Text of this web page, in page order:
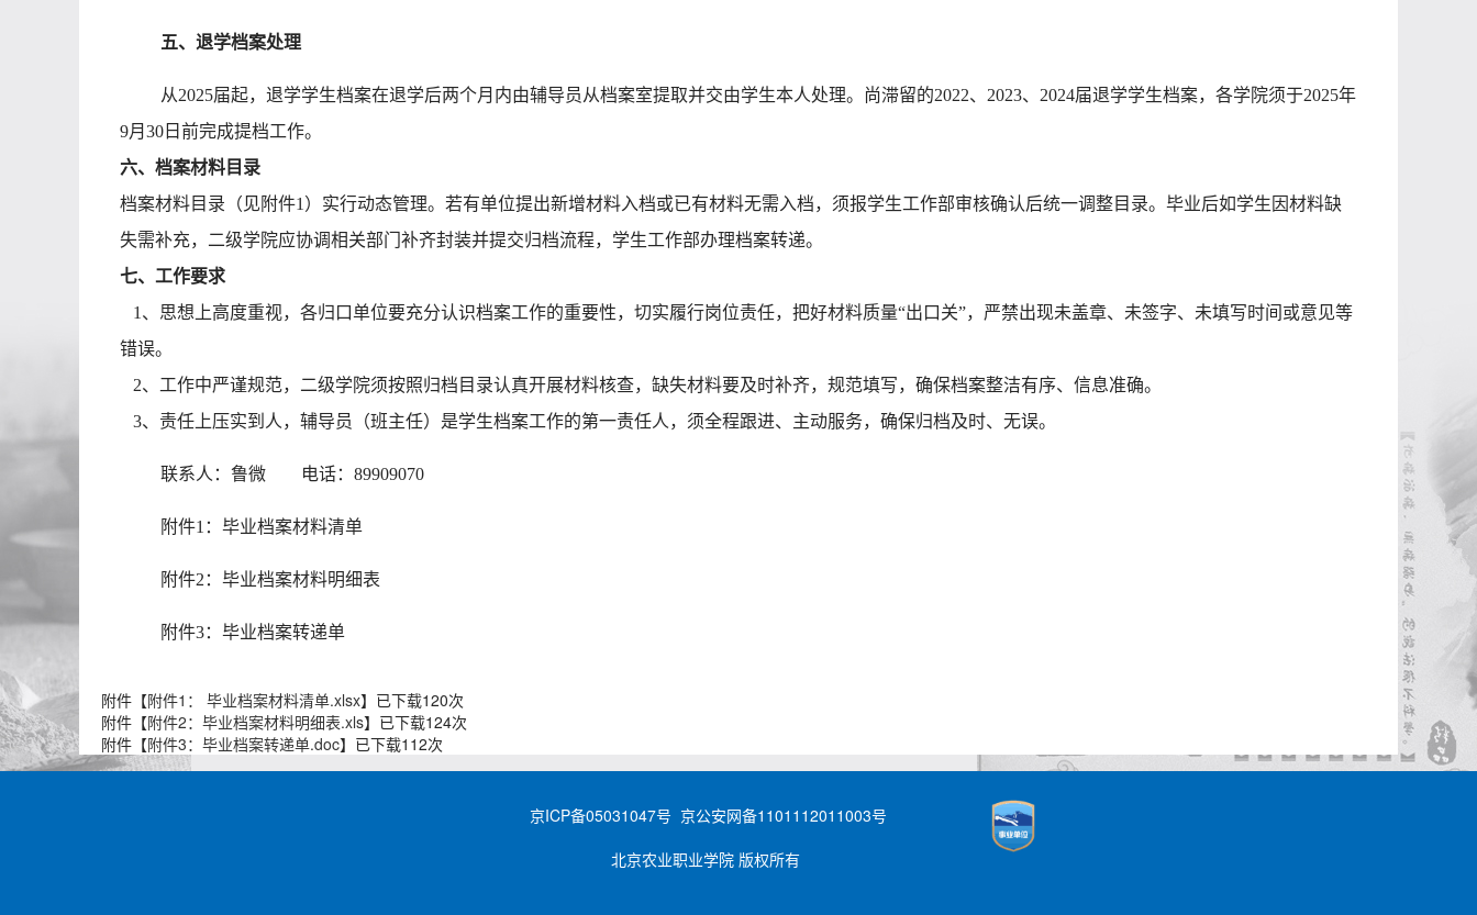
五、退学档案处理
从2025届起，退学学生档案在退学后两个月内由辅导员从档案室提取并交由学生本人处理。尚滞留的2022、2023、2024届退学学生档案，各学院须于2025年
9月30日前完成提档工作。
六、档案材料目录
档案材料目录 （见附件1） 实行动态管理。若有单位提出新增材料入档或已有材料无需入档，须报学生工作部审核确认后统一调整目录。毕业后如学生因材料缺
失需补充，二级学院应协调相关部门补齐封装并提交归档流程， 学生工作部办理档案转递。
七、工作要求
1、 思想上高度重视，各归口单位要充分认识档案工作的重要性，切实履行岗位责任，把好材料质量“出口关”，严禁出现未盖章、未签字、未填写时间或意见等
错误。
2、 工作中严谨规范， 二级学院须按照归档目录认真开展材料核查，缺失材料要及时补齐，规范填写，确保档案整洁有序、信息准确。
3、 责任上压实到人 ，辅导员（班主任）是学生档案工作的第一责任人，须全程跟进、主动服务，确保归档及时、无误。
联系人：鲁微 电话：89909070
附件1：毕业档案材料清单
附件2：毕业档案材料明细表
附件3：毕业档案转递单
附件【附件1： 毕业档案材料清单.xlsx】已下载120次
附件【附件2：毕业档案材料明细表.xls】已下载124次
附件【附件3：毕业档案转递单.doc】已下载112次
京ICP备05031047号 京公安网备1101112011003号
北京农业职业学院 版权所有